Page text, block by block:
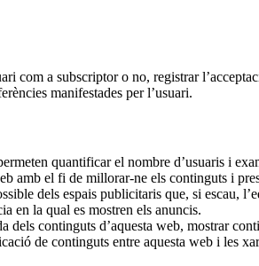
com a subscriptor o no, registrar
manifestades per l’usuari.
quantificar el nombre d’usuaris i
amb el fi de millorar-ne els continguts i
dels espais publicitaris que, si escau,
en la qual es mostren els anuncis.
dels continguts d’aquesta web, mostrar
de continguts entre aquesta web i les